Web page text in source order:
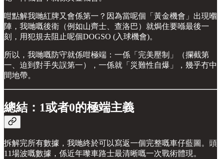
咁點解我哋紅牌又會係第一？因為當呢個「黃金機會」出現嗰
陣，我哋嘅後衛（例如山齊士、查洛巴）就焗住要喺最後一
刻，用犯規去阻止呢個DOGSO (入球機會)。
所以，我哋嘅防守就係咁極端：一係「完美壓制」（攔截第
一、迫到對手失誤第一），一係就「災難性自爆」，幾乎冇中
間地帶。
總結：1或者0的極端主義
拆解完所有數據，我哋終於可以寫返一個完整嘅車仔藍圖。頭
11場波嘅數據，係近年嚟車路士最清晰嘅一次戰術體現。